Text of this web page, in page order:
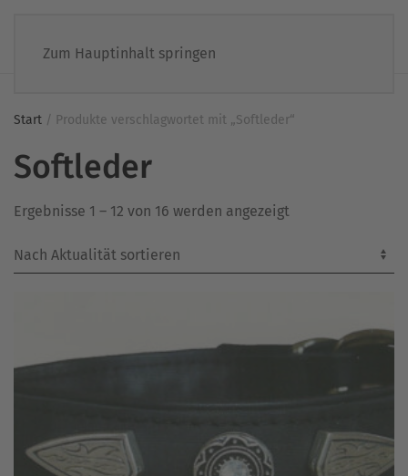
Zum Hauptinhalt springen
Start / Produkte verschlagwortet mit „Softleder“
Softleder
Ergebnisse 1 – 12 von 16 werden angezeigt